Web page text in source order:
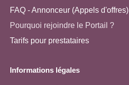
FAQ - Annonceur (Appels d'offres)
Pourquoi rejoindre le Portail ?
Tarifs pour prestataires
Informations légales